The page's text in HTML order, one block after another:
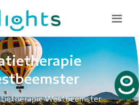
Westbeemster